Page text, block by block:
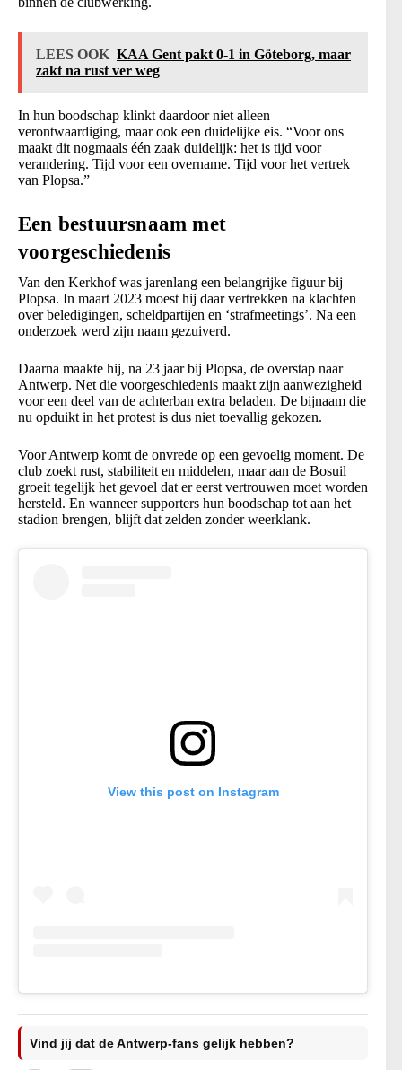
LEES OOK KAA Gent pakt 0-1 in Göteborg, maar
zakt na rust ver weg
In hun boodschap klinkt daardoor niet alleen
verontwaardiging, maar ook een duidelijke eis. “Voor ons
maakt dit nogmaals één zaak duidelijk: het is tijd voor
verandering. Tijd voor een overname. Tijd voor het vertrek
van Plopsa.”
Een bestuursnaam met
voorgeschiedenis
Van den Kerkhof was jarenlang een belangrijke figuur bij
Plopsa. In maart 2023 moest hij daar vertrekken na klachten
over beledigingen, scheldpartijen en ‘strafmeetings’. Na een
onderzoek werd zijn naam gezuiverd.
Daarna maakte hij, na 23 jaar bij Plopsa, de overstap naar
Antwerp. Net die voorgeschiedenis maakt zijn aanwezigheid
voor een deel van de achterban extra beladen. De bijnaam die
nu opduikt in het protest is dus niet toevallig gekozen.
Voor Antwerp komt de onvrede op een gevoelig moment. De
club zoekt rust, stabiliteit en middelen, maar aan de Bosuil
groeit tegelijk het gevoel dat er eerst vertrouwen moet worden
hersteld. En wanneer supporters hun boodschap tot aan het
stadion brengen, blijft dat zelden zonder weerklank.
View this post on Instagram
Vind jij dat de Antwerp-fans gelijk hebben?